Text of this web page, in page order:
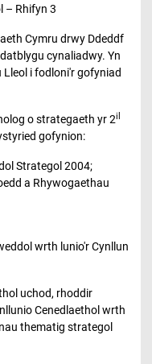
– Rhifyn 3
Cymru drwy Ddeddf
cynaliadwy. Yn
i fodloni'r gofyniad
o strategaeth yr 2il
gofynion:
Strategol 2004;
a Rhywogaethau
wrth lunio'r Cynllun
uchod, rhoddir
Cenedlaethol wrth
thematig strategol